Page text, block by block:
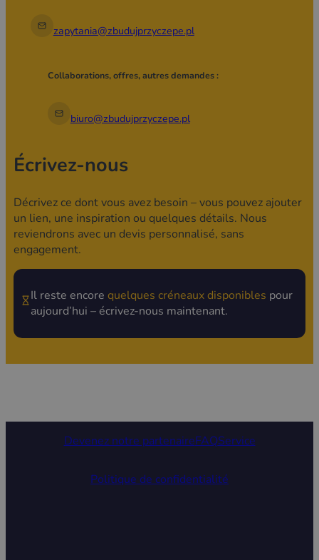
zapytania@zbudujprzyczepe.pl
Collaborations, offres, autres demandes :
biuro@zbudujprzyczepe.pl
Écrivez-nous
Décrivez ce dont vous avez besoin – vous pouvez ajouter
un lien, une inspiration ou quelques détails. Nous
reviendrons avec un devis personnalisé, sans
engagement.
Il reste encorequelques créneaux disponibles pour
aujourd’hui – écrivez-nous maintenant.
Devenez notre partenaireFAQService
Politique de confidentialité